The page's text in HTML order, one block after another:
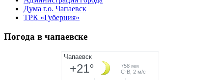
Дума г.о. Чапаевск
ТРК «Губерния»
Погода в чапаевске